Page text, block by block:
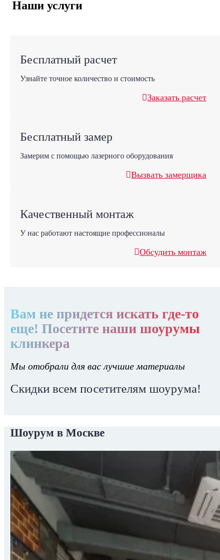
Наши услуги
Бесплатный расчет
Узнайте точное количество и стоимость
Заказать расчет
Бесплатный замер
Замерим с помощью лазерного оборудования
Вызвать замерщика
Качественный монтаж
У нас работают настоящие профессионалы
Обсудить монтаж
Вам не придется искать где-то
еще! Посетите наши шоурумы
клинкера
Мы отобрали для вас лучшие материалы
Скидки всем посетителям шоурума!
Шоурум в Москве